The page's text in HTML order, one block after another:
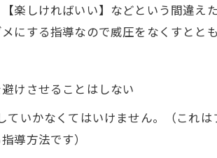
楽しければいい】などという間違え
にする指導なので威圧をなくすととも
けさせることはしない
ていかなくてはいけません。（これ
導方法です）